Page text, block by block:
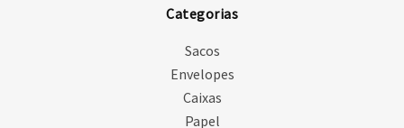
Categorias
Sacos
Envelopes
Caixas
Papel